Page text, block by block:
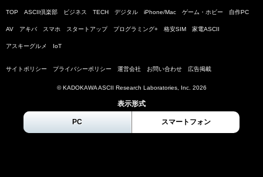
TOP ASCII倶楽部 ビジネス TECH デジタル iPhone/Mac ゲーム・ホビー 自作PC
AV アキバ スマホ スタートアップ プログラミング+ 格安SIM 家電ASCII
アスキーグルメ IoT
サイトポリシー プライバシーポリシー 運営会社 お問い合わせ 広告掲載
© KADOKAWA ASCII Research Laboratories, Inc. 2026
表示形式
PC スマートフォン